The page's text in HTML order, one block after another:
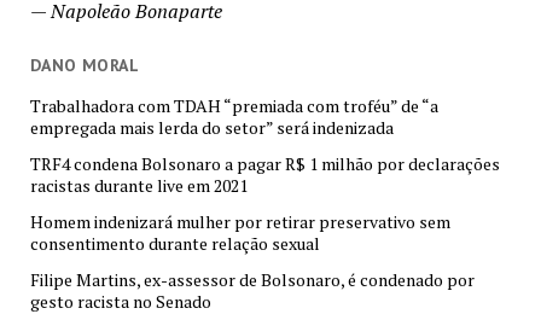
—Napoleão Bonaparte
DANO MORAL
Trabalhadora com TDAH “premiada com troféu” de “a
empregada mais lerda do setor” será indenizada
TRF4 condena Bolsonaro a pagar R$ 1 milhão por declarações
racistas durante live em 2021
Homem indenizará mulher por retirar preservativo sem
consentimento durante relação sexual
Filipe Martins, ex-assessor de Bolsonaro, é condenado por
gesto racista no Senado